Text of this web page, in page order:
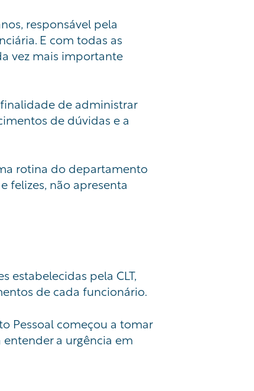
responsável pela
E com todas as
vez mais importante
de administrar
de dúvidas e a
rotina do departamento
felizes, não apresenta
estabelecidas pela CLT,
de cada funcionário.
Pessoal começou a tomar
a urgência em